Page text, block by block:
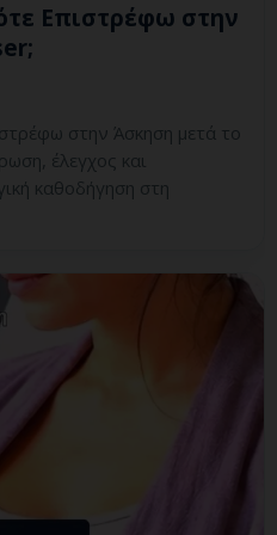
Επιστρέφω στην
στην Άσκηση μετά το
έλεγχος και
καθοδήγηση στη